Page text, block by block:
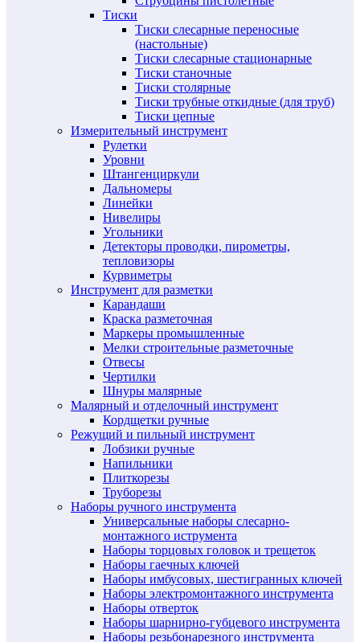
Тиски
Тиски слесарные переносные
(настольные)
Тиски слесарные стационарные
Тиски станочные
Тиски столярные
Тиски трубные откидные (для труб)
Тиски цепные
Измерительный инструмент
Рулетки
Уровни
Штангенциркули
Дальномеры
Линейки
Нивелиры
Угольники
Детекторы проводки, пирометры,
тепловизоры
Курвиметры
Инструмент для разметки
Карандаши
Краска разметочная
Маркеры промышленные
Мелки строительные разметочные
Отвесы
Чертилки
Шнуры малярные
Малярный и отделочный инструмент
Кордщетки ручные
Режущий и пильный инструмент
Лобзики ручные
Напильники
Плиткорезы
Труборезы
Наборы ручного инструмента
Универсальные наборы слесарно-
монтажного иструмента
Наборы торцовых головок и трещеток
Наборы гаечных ключей
Наборы имбусовых, шестигранных ключей
Наборы электромонтажного инструмента
Наборы отверток
Наборы шарнирно-губцевого инструмента
Наборы резьбонарезного инструмента